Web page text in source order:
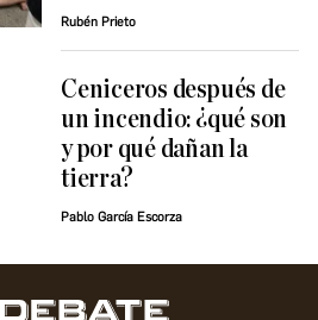
Rubén Prieto
Ceniceros después de
un incendio: ¿qué son
y por qué dañan la
tierra?
Pablo García Escorza